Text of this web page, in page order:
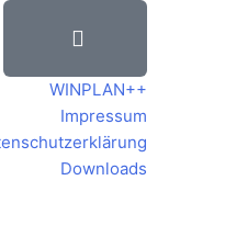
WINPLAN++
Impressum
Downloads